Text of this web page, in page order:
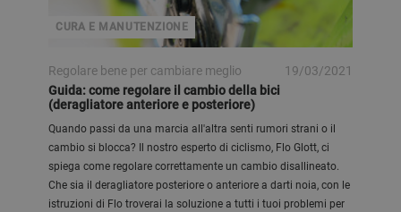
CURA E MANUTENZIONE
Regolare bene per cambiare meglio
19/03/2021
Guida: come regolare il cambio della bici
(deragliatore anteriore e posteriore)
Quando passi da una marcia all'altra senti rumori strani o il
cambio si blocca? Il nostro esperto di ciclismo, Flo Glott, ci
spiega come regolare correttamente un cambio disallineato.
Che sia il deragliatore posteriore o anteriore a darti noia, con le
istruzioni di Flo troverai la soluzione a tutti i tuoi problemi per